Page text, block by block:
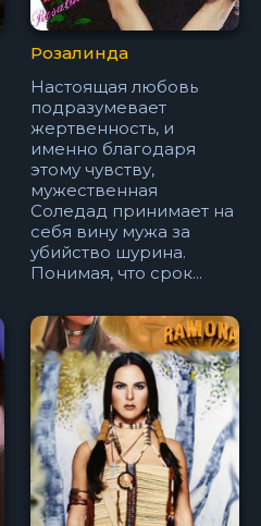
Розалинда
Настоящая любовь
подразумевает
жертвенность, и
именно благодаря
этому чувству,
мужественная
Соледад принимает на
себя вину мужа за
убийство шурина.
Понимая, что срок...